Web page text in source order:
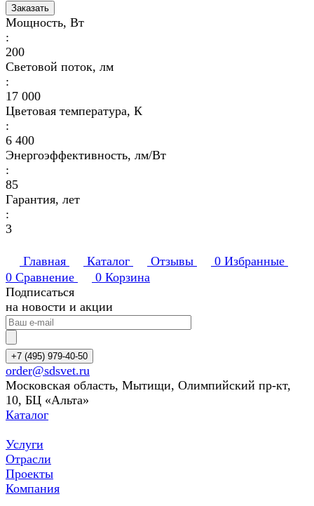
Заказать
Мощность, Вт
:
200
Световой поток, лм
:
17 000
Цветовая температура, К
:
6 400
Энергоэффективность, лм/Вт
:
85
Гарантия, лет
:
3
Главная Каталог Отзывы 0 Избранные
0 Сравнение 0 Корзина
Подписаться
на новости и акции
+7 (495) 979-40-50
order@sdsvet.ru
Московская область, Мытищи, Олимпийский пр-кт,
10, БЦ «Альта»
Каталог
Услуги
Отрасли
Проекты
Компания